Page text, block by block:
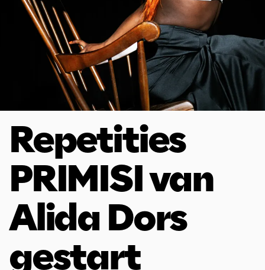
Repetities
PRIMISI van
Alida Dors
gestart